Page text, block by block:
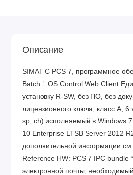
Описание
SIMATIC PCS 7, программное
Batch 1 OS Control Web Client
установку R-SW, без ПО, без
лицензионного ключа, класс A, 6
sp, ch) исполняемый в Windows
10 Enterprise LTSB Server 2012
дополнительной информации
Reference HW: PCS 7 IPC bundle
электронной почты,